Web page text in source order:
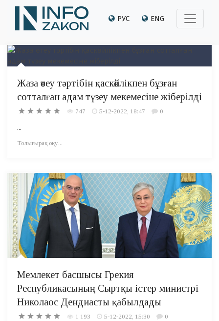
РУС ENG
Жаза өтеу тәртібін қаскөйлікпен бұзған
сотталған адам түзеу мекемесіне жіберілді
747 5-12-2022, 18:47 0
...
Толығырақ оқу...
Мемлекет басшысы Грекия
Республикасының Сыртқы істер министрі
Николаос Дендиасты қабылдады
1 193 5-12-2022, 15:30 0